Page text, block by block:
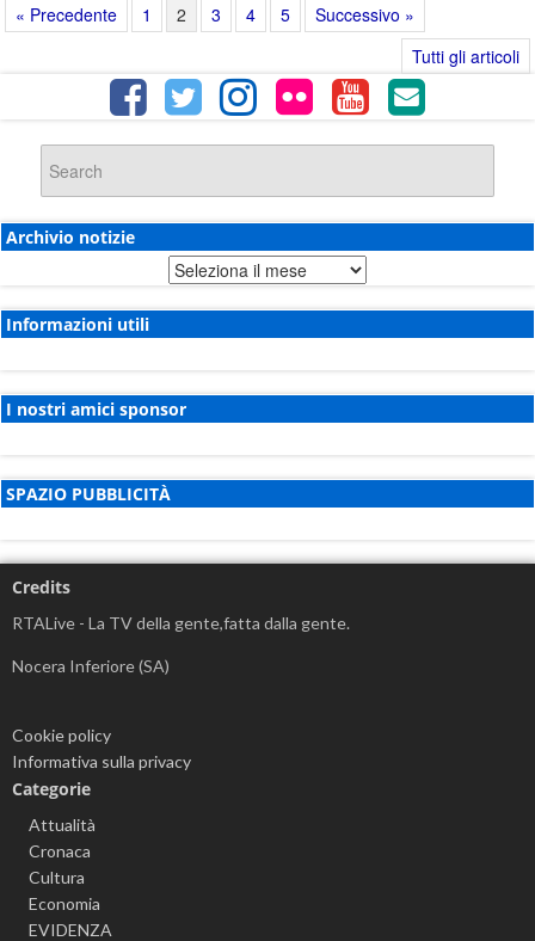
« Precedente 1 2 3 4 5
Successivo »
Tutti gli articoli
Archivio notizie
Archivio
Informazioni utili
I nostri amici sponsor
SPAZIO PUBBLICITÀ
Credits
RTALive - La TV della gente,fatta dalla gente.
Nocera Inferiore (SA)
Cookie policy
Informativa sulla privacy
Categorie
Attualità
Cronaca
Cultura
Economia
EVIDENZA